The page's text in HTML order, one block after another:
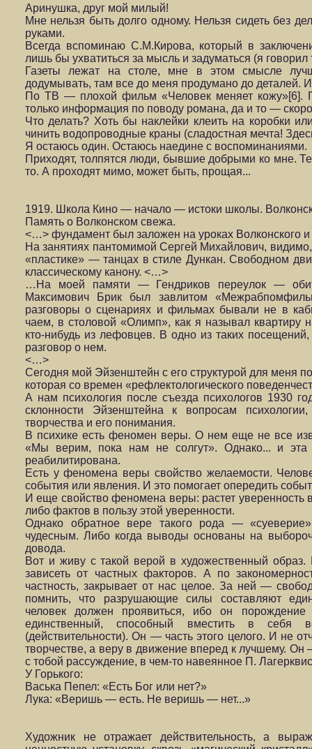
Аринушка, друг мой милый!
Мне нельзя быть долго одному. Нельзя сидеть без
руками.
Всегда вспоминаю С.М.Кирова, который в
лишь бы ухватиться за мысль и задуматься (я говорил
Газеты лежат на столе, мне в этом смысле
додумывать, там все до меня продумано до деталей.
По ТВ — плохой фильм «Человек меняет кожу»[6].
только информация по поводу романа, да и то —
Что делать? Хоть бы наклейки клеить на коробки
чинить водопроводные краны (сладостная мечта!
Я остаюсь один. Остаюсь наедине с воспоминаниями.
Приходят, толпятся люди, бывшие добрыми ко мне.
то. А проходят мимо, может быть, прощая...
1919. Школа Кино — начало — истоки школы.
Память о Волконском свежа.
<…> фундамент был заложен на уроках Волконского и
На занятиях пантомимой Сергей Михайлович,
«пластике» — танцах в стиле Дункан. Свободном
классическому канону. <…>
…На моей памяти — Гендриков переулок —
Максимович Брик был завлитом
разговоры о сценариях и фильмах быва­ли не в
чаем, в столовой «Олимп», как я называл квартиру
кто-ни­будь из лефовцев. В одно из таких
разговор о нем.
<…>
Сегодня мой Эйзенштейн с его структурой для меня
которая со времен «рефлектологического
А нам психология после съезда психологов 1930
склонности Эйзенштейна к вопросам
творчества и его понимания.
В психике есть феномен веры. О нем еще не все
«Мы верим, пока нам не солгут». Однако... и
реабилитирована.
Есть у феномена веры свойство желаемости.
события или явления. И это помогает опередить
И еще свойство феномена веры: растет уверенность
либо фактов в пользу этой уверенности.
Однако обратное вере такого рода —
чудесным. Либо когда выводы основаны на
довода.
Вот и живу с такой верой в художественный
зависеть от частных факторов. А по
частность, закрывает от нас целое. За ней —
помнить, что разру­шающие силы составляют
человек должен проявиться, ибо он
единственный, способный вместить в себя
(действительности). Он — часть этого целого. И не
творчестве, а веру в движение вперед к лучшему. Он
с тобой рассуждение, в чем-то навеянное П.
У Горького:
Васька Пепел: «Есть Бог или нет?»
Лука: «Веришь — есть. Не веришь — нет...»
Художник не отражает действительность, а